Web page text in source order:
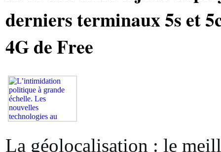
derniers terminaux 5s et
4G de Free
La géolocalisation : le